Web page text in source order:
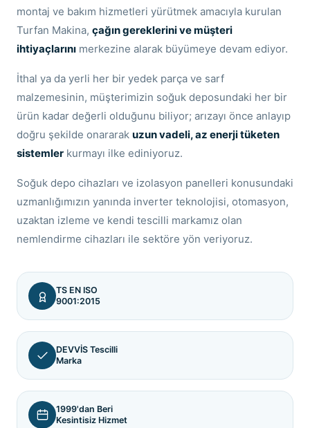
montaj ve bakım hizmetleri yürütmek amacıyla kurulan
Turfan Makina, çağın gereklerini ve müşteri
ihtiyaçlarını merkezine alarak büyümeye devam ediyor.
İthal ya da yerli her bir yedek parça ve sarf
malzemesinin, müşterimizin soğuk deposundaki her bir
ürün kadar değerli olduğunu biliyor; arızayı önce anlayıp
doğru şekilde onararak uzun vadeli, az enerji tüketen
sistemler kurmayı ilke ediniyoruz.
Soğuk depo cihazları ve izolasyon panelleri konusundaki
uzmanlığımızın yanında inverter teknolojisi, otomasyon,
uzaktan izleme ve kendi tescilli markamız olan
nemlendirme cihazları ile sektöre yön veriyoruz.
TS EN ISO
9001:2015
DEVVİS Tescilli
Marka
1999'dan Beri
Kesintisiz Hizmet